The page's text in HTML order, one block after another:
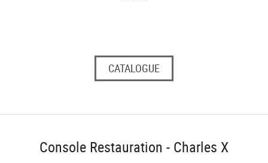
CATALOGUE
Console Restauration - Charles X